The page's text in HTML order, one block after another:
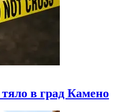
в град Камено